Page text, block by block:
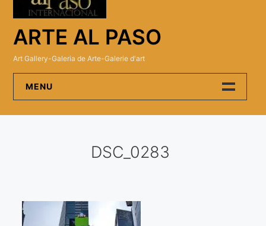
ARTE AL PASO
Art Gallery-Galeria de Arte-Galerie d'art
MENU
Visitas a los ateliers o talleres de artistas
DSC_0283